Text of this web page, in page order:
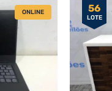
ONLINE 56
LOTE